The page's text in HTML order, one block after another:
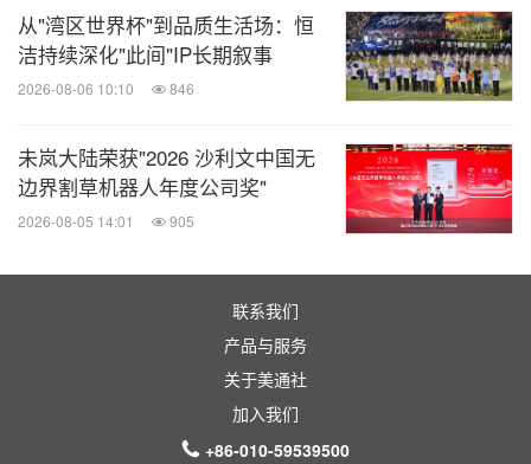
路径。
Furniture China旗下数字化外贸平台DTS也迎来重
技，打通线上线下，让信息触手可及，为全球家具买
家与优质供应商提供更智能的匹配、更沉浸的互动、
从"湾区世界杯"到品质生活场：恒
洁持续深化"此间"IP长期叙事
2026-08-06 10:10 846
未岚大陆荣获"2026 沙利文中国无
边界割草机器人年度公司奖"
2026-08-05 14:01 905
联系我们
产品与服务
关于美通社
加入我们
+86-010-59539500